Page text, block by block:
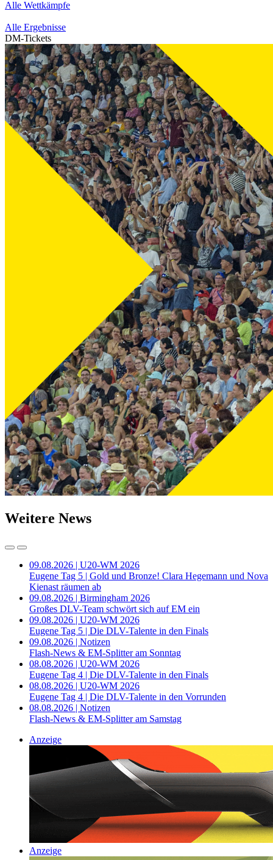
Alle Wettkämpfe
Alle Ergebnisse
DM-Tickets
Weitere News
09.08.2026 | U20-WM 2026
Eugene Tag 5 | Gold und Bronze! Clara Hegemann und Nova
Kienast räumen ab
09.08.2026 | Birmingham 2026
Großes DLV-Team schwört sich auf EM ein
09.08.2026 | U20-WM 2026
Eugene Tag 5 | Die DLV-Talente in den Finals
09.08.2026 | Notizen
Flash-News & EM-Splitter am Sonntag
08.08.2026 | U20-WM 2026
Eugene Tag 4 | Die DLV-Talente in den Finals
08.08.2026 | U20-WM 2026
Eugene Tag 4 | Die DLV-Talente in den Vorrunden
08.08.2026 | Notizen
Flash-News & EM-Splitter am Samstag
Anzeige
Anzeige